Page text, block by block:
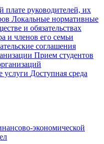
плате руководителей, их
Локальные нормативные
и обязательствах
и членов его семьи
соглашения
Прием студентов
услуги Доступная среда
экономической